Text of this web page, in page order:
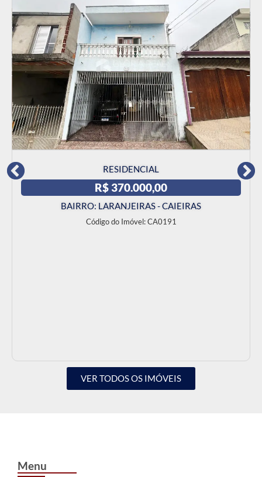
RESIDENCIAL
R$ 370.000,00
BAIRRO: LARANJEIRAS - CAIEIRAS
Código do Imóvel: CA0191
VER TODOS OS IMÓVEIS
Menu